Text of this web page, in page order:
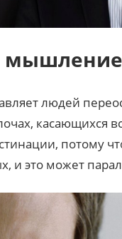
людей
касающихся
потому
и это может